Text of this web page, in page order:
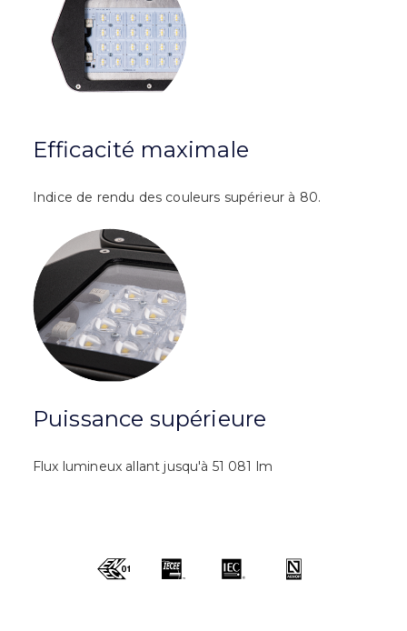
Efficacité maximale
Indice de rendu des couleurs supérieur à 80.
Puissance supérieure
Flux lumineux allant jusqu'à 51 081 lm